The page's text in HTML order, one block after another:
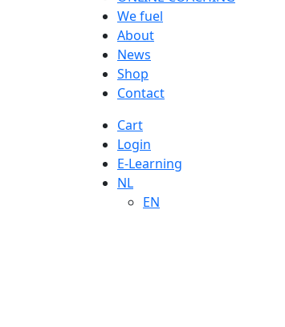
We fuel
About
News
Shop
Contact
Cart
Login
E-Learning
NL
EN